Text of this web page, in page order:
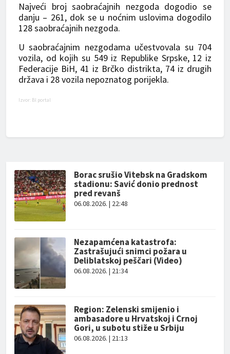
Najveći broj saobraćajnih nezgoda dogodio se
danju – 261, dok se u noćnim uslovima dogodilo
128 saobraćajnih nezgoda.
U saobraćajnim nezgodama učestvovala su 704
vozila, od kojih su 549 iz Republike Srpske, 12 iz
Federacije BiH, 41 iz Brčko distrikta, 74 iz drugih
država i 28 vozila nepoznatog porijekla.
Izvor: Bl portal
Borac srušio Vitebsk na Gradskom
stadionu: Savić donio prednost
pred revanš
06.08.2026. | 22:48
Nezapamćena katastrofa:
Zastrašujući snimci požara u
Deliblatskoj peščari (Video)
06.08.2026. | 21:34
Region: Zelenski smijenio i
ambasadore u Hrvatskoj i Crnoj
Gori, u subotu stiže u Srbiju
06.08.2026. | 21:13